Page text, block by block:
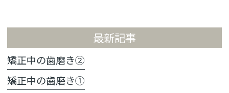
最新記事
矯正中の歯磨き②
矯正中の歯磨き①